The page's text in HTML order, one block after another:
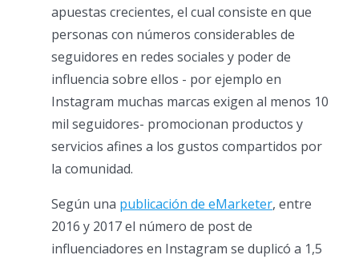
apuestas crecientes, el cual consiste en que
personas con números considerables de
seguidores en redes sociales y poder de
influencia sobre ellos - por ejemplo en
Instagram muchas marcas exigen al menos 10
mil seguidores- promocionan productos y
servicios afines a los gustos compartidos por
la comunidad.
Según una publicación de eMarketer, entre
2016 y 2017 el número de post de
influenciadores en Instagram se duplicó a 1,5